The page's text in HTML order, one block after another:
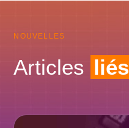
NOUVELLES
Articles liés